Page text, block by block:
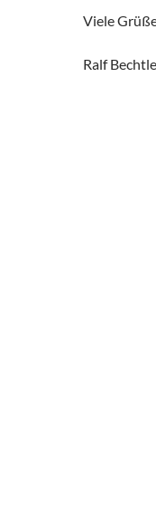
Viele
Ralf